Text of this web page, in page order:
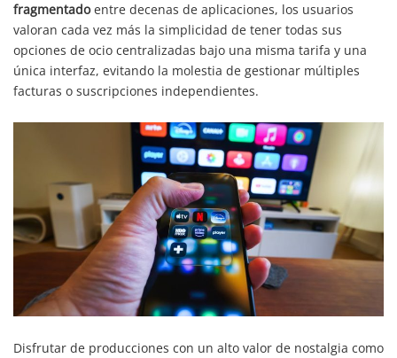
fragmentadoentre decenas de aplicaciones, los usuarios
valoran cada vez más la simplicidad de tener todas sus
opciones de ocio centralizadas bajo una misma tarifa y una
única interfaz, evitando la molestia de gestionar múltiples
facturas o suscripciones independientes.
Disfrutar de producciones con un alto valor de nostalgia como